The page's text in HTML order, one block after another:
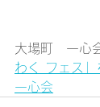
大場町　一心
わく フェス」
一心会